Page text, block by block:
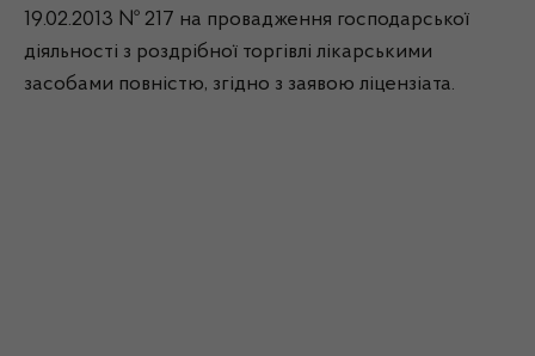
19.02.2013 № 217 на провадження господарської
діяльності з роздрібної торгівлі лікарськими
засобами повністю, згідно з заявою ліцензіата.